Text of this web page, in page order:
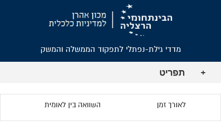
מדדי גילת-נפתלי לתפקוד הממשלה והמשק
+ תפריט
לאורך זמן השוואה בין לאומית